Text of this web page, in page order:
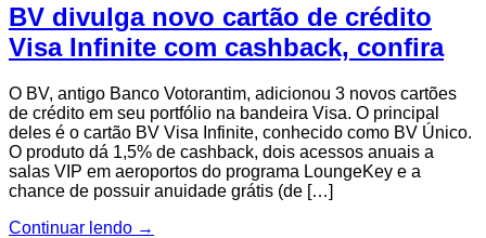
BV divulga novo cartão de crédito
Visa Infinite com cashback, confira
O BV, antigo Banco Votorantim, adicionou 3 novos cartões
de crédito em seu portfólio na bandeira Visa. O principal
deles é o cartão BV Visa Infinite, conhecido como BV Único.
O produto dá 1,5% de cashback, dois acessos anuais a
salas VIP em aeroportos do programa LoungeKey e a
chance de possuir anuidade grátis (de […]
Continuar lendo →